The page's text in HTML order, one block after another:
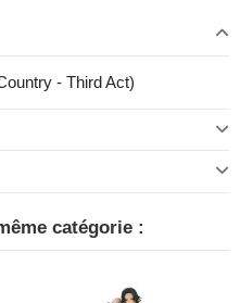
- Third Act)
catégorie :